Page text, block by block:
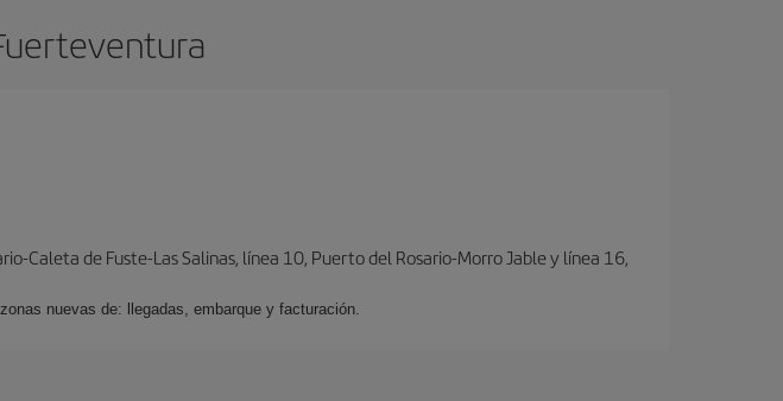
Caleta de Fuste-Las Salinas, línea 10, Puerto del Rosario-Morro Jable y línea 16,
nuevas de: llegadas, embarque y facturación.